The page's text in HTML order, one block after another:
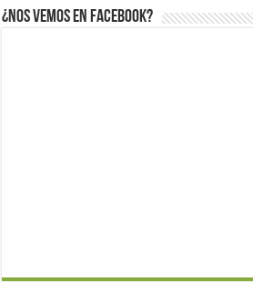
¿Nos vemos en Facebook?